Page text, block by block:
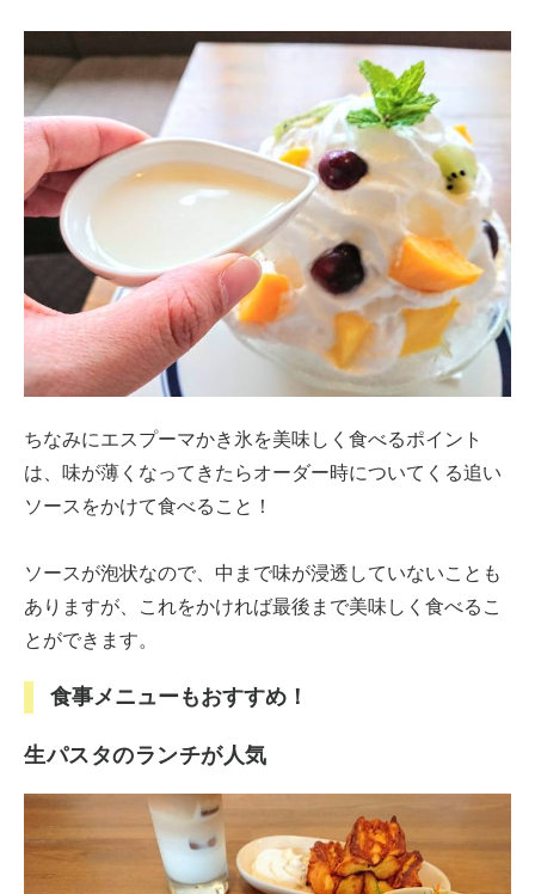
ちなみにエスプーマかき氷を美味しく食べるポイント
は、味が薄くなってきたらオーダー時についてくる追い
ソースをかけて食べること！
ソースが泡状なので、中まで味が浸透していないことも
ありますが、これをかければ最後まで美味しく食べるこ
とができます。
食事メニューもおすすめ！
生パスタのランチが人気